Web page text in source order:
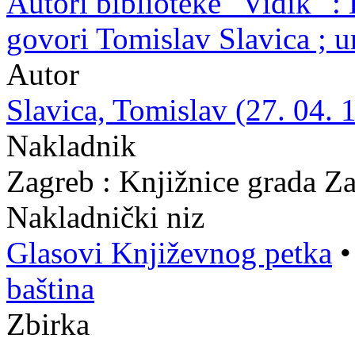
govori Tomislav Slavica ;
Autor
Slavica, Tomislav (27. 04.
Nakladnik
Zagreb : Knjižnice grada
Nakladnički niz
Glasovi Književnog petka
baština
Zbirka